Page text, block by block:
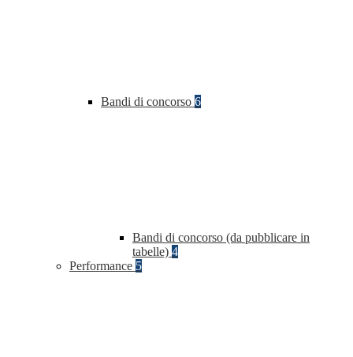
Bandi di concorso 6
Bandi di concorso (da pubblicare in
tabelle) 4
Performance 5